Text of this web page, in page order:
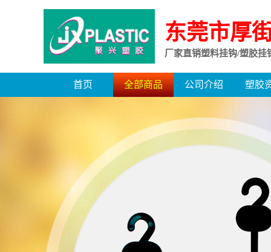
东莞市厚
厂家直销塑料挂钩/塑胶挂
首页 全部商品 公司介绍 塑胶